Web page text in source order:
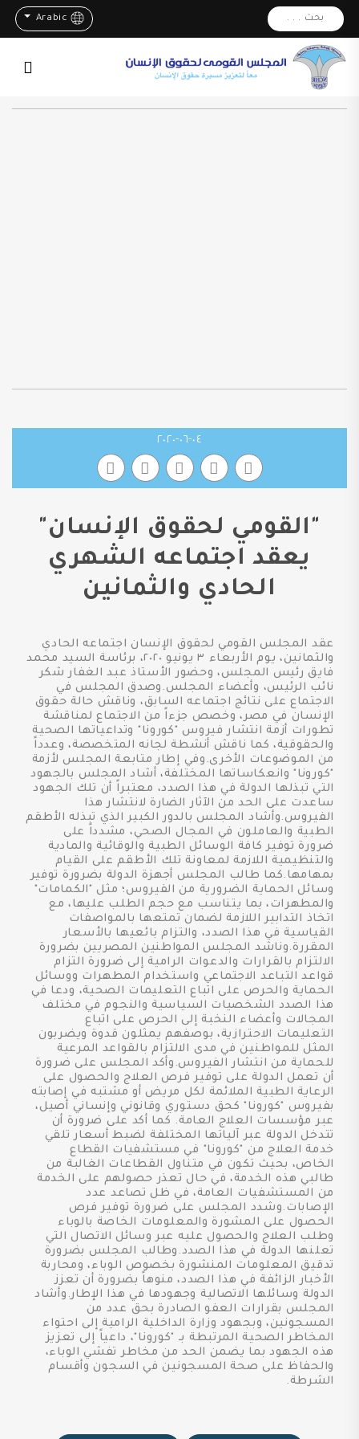
بحث . . . Arabic
٠٤-٠٦-٢٠٢٠
"القومي لحقوق الإنسان"
يعقد اجتماعه الشهري
الحادي والثمانين
عقد المجلس القومي لحقوق الإنسان اجتماعه الحادي
والثمانين، يوم الأربعاء ٣ يونيو ٢٠٢٠، برئاسة السيد محمد
فايق رئيس المجلس، وحضور الأستاذ عبد الغفار شكر
نائب الرئيس، وأعضاء المجلس.وصدق المجلس في
الاجتماع على نتائج اجتماعه السابق، وناقش حالة حقوق
الإنسان في مصر، وخصص جزءاً من الاجتماع لمناقشة
تطورات أزمة انتشار فيروس "كورونا" وتداعياتها الصحية
والحقوقية، كما ناقش أنشطة لجانه المتخصصة، وعدداً
من الموضوعات الأخرى.وفي إطار متابعة المجلس لأزمة
"كورونا" وانعكاساتها المختلفة، أشاد المجلس بالجهود
التي تبذلها الدولة في هذا الصدد، معتبراً أن تلك الجهود
ساعدت على الحد من الآثار الضارة لانتشار هذا
الفيروس.وأشاد المجلس بالدور الكبير الذي تبذله الأطقم
الطبية والعاملون في المجال الصحي، مشدداً على
ضرورة توفير كافة الوسائل الطبية والوقائية والمادية
والتنظيمية اللازمة لمعاونة تلك الأطقم على القيام
بمهامها.كما طالب المجلس أجهزة الدولة بضرورة توفير
وسائل الحماية الضرورية من الفيروس؛ مثل "الكمامات"
والمطهرات، بما يتناسب مع حجم الطلب عليها، مع
اتخاذ التدابير اللازمة لضمان تمتعها بالمواصفات
القياسية في هذا الصدد، والتزام بائعيها بالأسعار
المقررة.وناشد المجلس المواطنين المصريين بضرورة
الالتزام بالقرارات والدعوات الرامية إلى ضرورة التزام
قواعد التباعد الاجتماعي واستخدام المطهرات ووسائل
الحماية والحرص على اتباع التعليمات الصحية، ودعا في
هذا الصدد الشخصيات السياسية والنجوم في مختلف
المجالات وأعضاء النخبة إلى الحرص على اتباع
التعليمات الاحترازية، بوصفهم يمثلون قدوة ويضربون
المثل للمواطنين في مدى الالتزام بالقواعد المرعية
للحماية من انتشار الفيروس.وأكد المجلس على ضرورة
أن تعمل الدولة على توفير فرص العلاج والحصول على
الرعاية الطبية الملائمة لكل مريض أو مشتبه في إصابته
بفيروس "كورونا" كحق دستوري وقانوني وإنساني أصيل،
عبر مؤسسات العلاج العامة. كما أكد على ضرورة أن
تتدخل الدولة عبر آلياتها المختلفة لضبط أسعار تلقي
خدمة العلاج من "كورونا" في مستشفيات القطاع
الخاص، بحيث تكون في متناول القطاعات الغالبة من
طالبي هذه الخدمة، في حال تعذر حصولهم على الخدمة
من المستشفيات العامة، في ظل تصاعد عدد
الإصابات.وشدد المجلس على ضرورة توفير فرص
الحصول على المشورة والمعلومات الخاصة بالوباء
وطلب العلاج والحصول عليه عبر وسائل الاتصال التي
تعلنها الدولة في هذا الصدد.وطالب المجلس بضرورة
تدقيق المعلومات المنشورة بخصوص الوباء، ومحاربة
الأخبار الزائفة في هذا الصدد، منوهاً بضرورة أن تعزز
الدولة وسائلها الاتصالية وجهودها في هذا الإطار.وأشاد
المجلس بقرارات العفو الصادرة بحق عدد من
المسجونين، وبجهود وزارة الداخلية الرامية إلى احتواء
المخاطر الصحية المرتبطة بـ "كورونا"، داعياً إلى تعزيز
هذه الجهود بما يضمن الحد من مخاطر تفشي الوباء،
والحفاظ على صحة المسجونين في السجون وأقسام
الشرطة.